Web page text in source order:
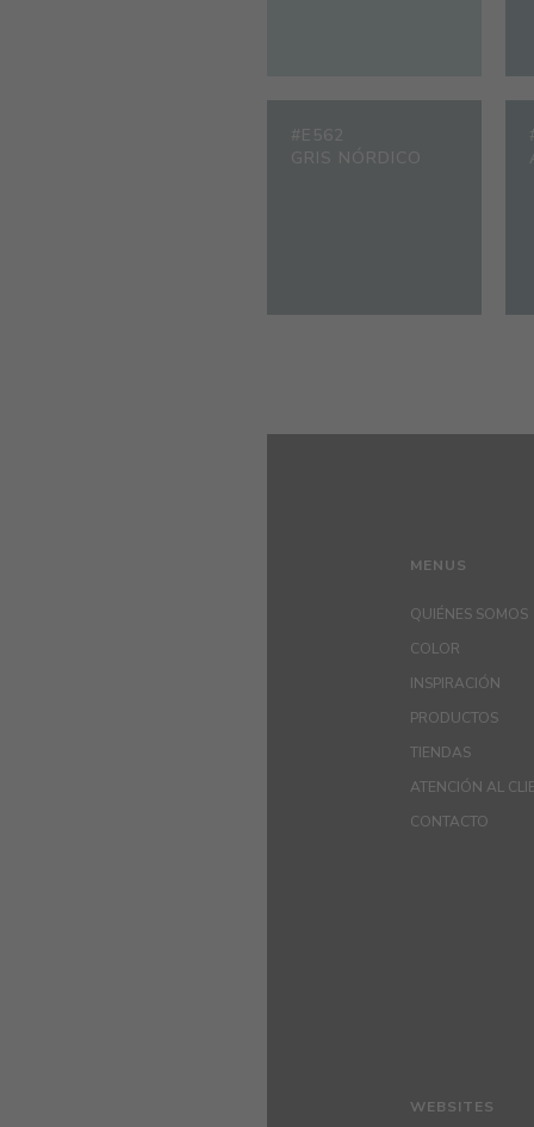
#E562
GRIS NÓRDICO
MENUS
QUIÉNES SOMOS
COLOR
INSPIRACIÓN
PRODUCTOS
TIENDAS
ATENCIÓN AL
CONTACTO
WEBSITES